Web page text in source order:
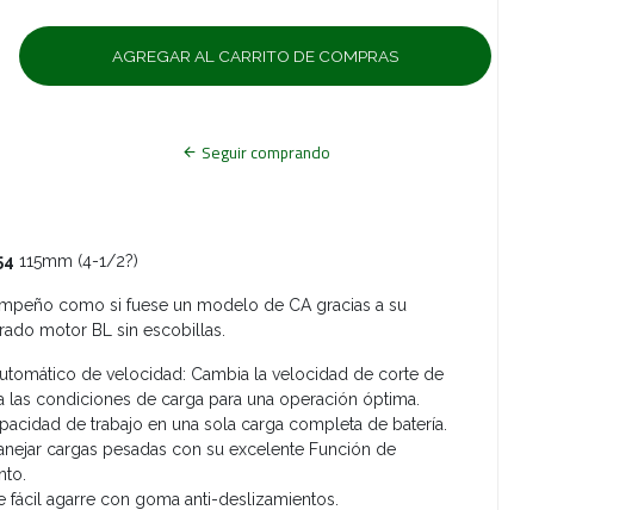
Seguir comprando
115mm (4-1/2?)
como si fuese un modelo de CA gracias a su
motor BL sin escobillas.
de velocidad: Cambia la velocidad de corte de
las condiciones de carga para una operación óptima.
de trabajo en una sola carga completa de batería.
cargas pesadas con su excelente Función de
fácil agarre con goma anti-deslizamientos.